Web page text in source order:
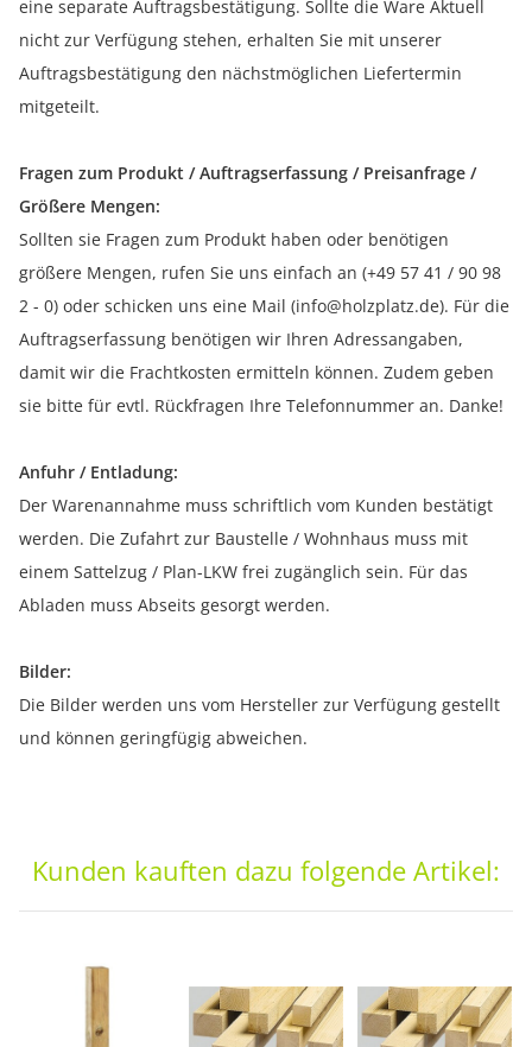
eine separate Auftragsbestätigung. Sollte die Ware Aktuell
nicht zur Verfügung stehen, erhalten Sie mit unserer
Auftragsbestätigung den nächstmöglichen Liefertermin
mitgeteilt.
Fragen zum Produkt / Auftragserfassung / Preisanfrage /
Größere Mengen:
Sollten sie Fragen zum Produkt haben oder benötigen
größere Mengen, rufen Sie uns einfach an (+49 57 41 / 90 98
2 - 0) oder schicken uns eine Mail (info@holzplatz.de). Für die
Auftragserfassung benötigen wir Ihren Adressangaben,
damit wir die Frachtkosten ermitteln können. Zudem geben
sie bitte für evtl. Rückfragen Ihre Telefonnummer an. Danke!
Anfuhr / Entladung:
Der Warenannahme muss schriftlich vom Kunden bestätigt
werden. Die Zufahrt zur Baustelle / Wohnhaus muss mit
einem Sattelzug / Plan-LKW frei zugänglich sein. Für das
Abladen muss Abseits gesorgt werden.
Bilder:
Die Bilder werden uns vom Hersteller zur Verfügung gestellt
und können geringfügig abweichen.
Kunden kauften dazu folgende Artikel: